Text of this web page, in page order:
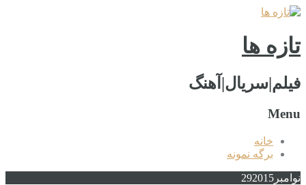
تازه ها
فیلم|سریال|آهنگ
Menu
خانه
برگه نمونه
نوامبر 292015